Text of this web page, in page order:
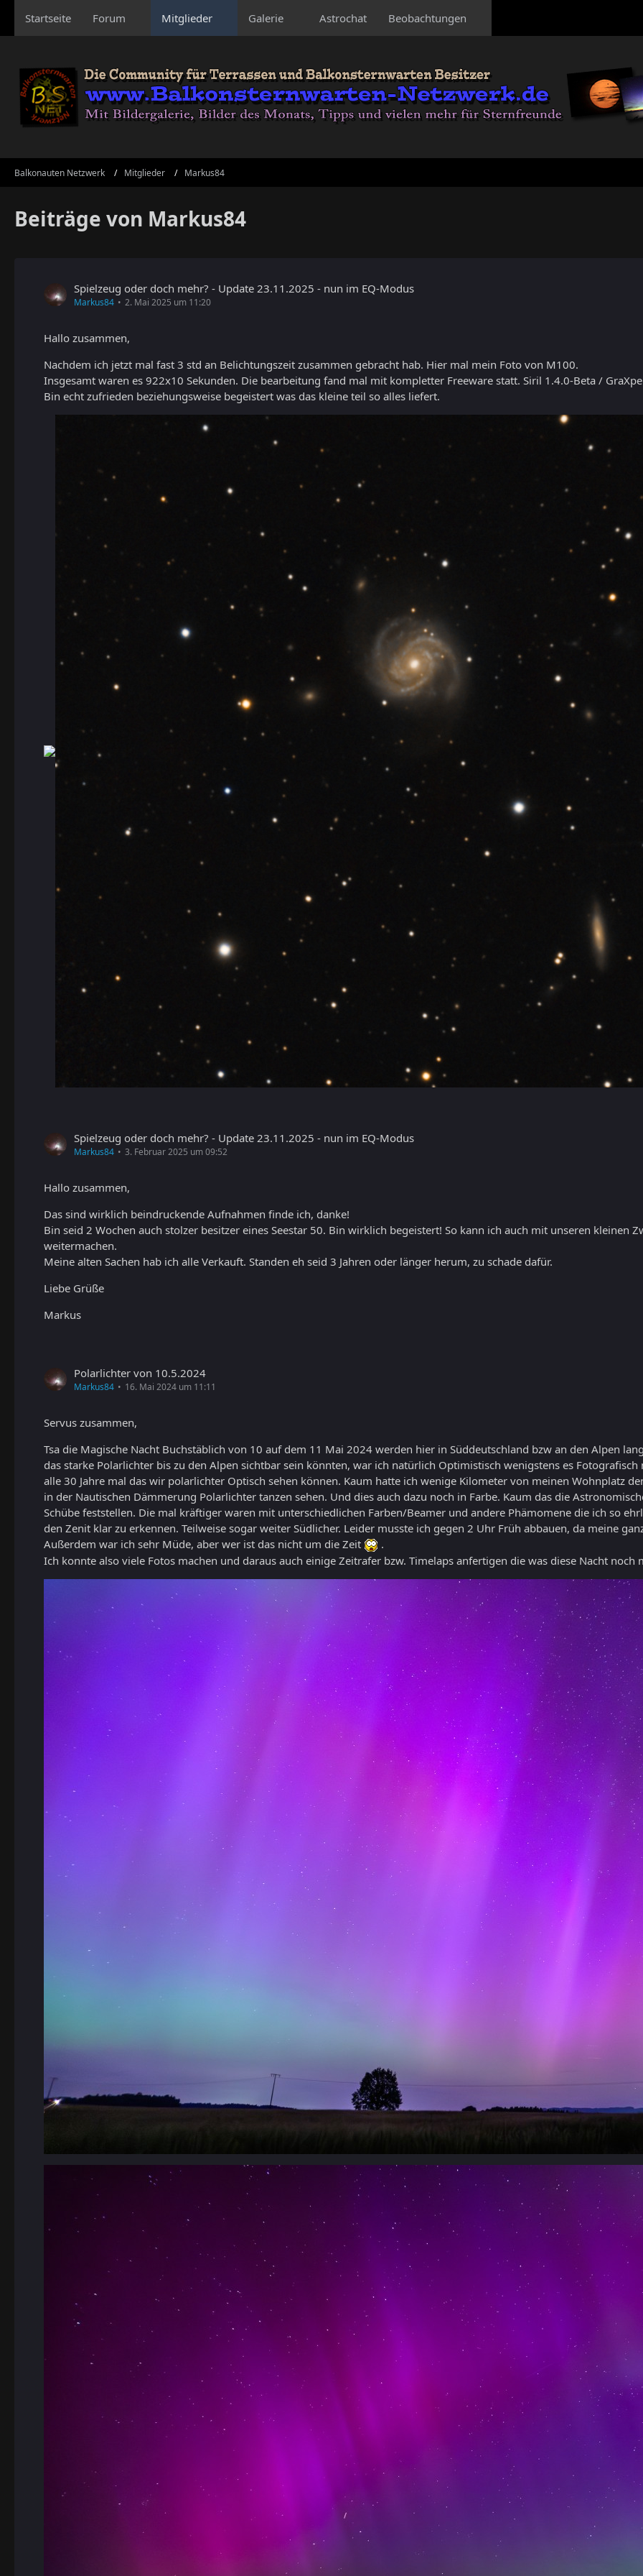
Startseite Forum Mitglieder Galerie Astrochat Beobachtungen
Balkonauten Netzwerk Mitglieder Markus84
Beiträge von Markus84
Spielzeug oder doch mehr? - Update 23.11.2025 - nun im EQ-Modus
Markus84 2. Mai 2025 um 11:20
Hallo zusammen,
Nachdem ich jetzt mal fast 3 std an Belichtungszeit zusammen gebracht hab. Hier mal mein Foto von M100.
Insgesamt waren es 922x10 Sekunden. Die bearbeitung fand mal mit kompletter Freeware statt. Siril 1.4.0-Beta /
Bin echt zufrieden beziehungsweise begeistert was das kleine teil so alles liefert.
Spielzeug oder doch mehr? - Update 23.11.2025 - nun im EQ-Modus
Markus84 3. Februar 2025 um 09:52
Hallo zusammen,
Das sind wirklich beindruckende Aufnahmen finde ich, danke!
Bin seid 2 Wochen auch stolzer besitzer eines Seestar 50. Bin wirklich begeistert! So kann ich auch mit unseren kleinen
weitermachen.
Meine alten Sachen hab ich alle Verkauft. Standen eh seid 3 Jahren oder länger herum, zu schade dafür.
Liebe Grüße
Markus
Polarlichter von 10.5.2024
Markus84 16. Mai 2024 um 11:11
Servus zusammen,
Tsa die Magische Nacht Buchstäblich von 10 auf dem 11 Mai 2024 werden hier in Süddeutschland bzw an den Alpen
das starke Polarlichter bis zu den Alpen sichtbar sein könnten, war ich natürlich Optimistisch wenigstens es
alle 30 Jahre mal das wir polarlichter Optisch sehen können. Kaum hatte ich wenige Kilometer von meinen Wohnplatz
in der Nautischen Dämmerung Polarlichter tanzen sehen. Und dies auch dazu noch in Farbe. Kaum das die
Schübe feststellen. Die mal kräftiger waren mit unterschiedlichen Farben/Beamer und andere Phämomene die ich so
den Zenit klar zu erkennen. Teilweise sogar weiter Südlicher. Leider musste ich gegen 2 Uhr Früh abbauen, da meine
Außerdem war ich sehr Müde, aber wer ist das nicht um die Zeit
.
Ich konnte also viele Fotos machen und daraus auch einige Zeitrafer bzw. Timelaps anfertigen die was diese Nacht noch